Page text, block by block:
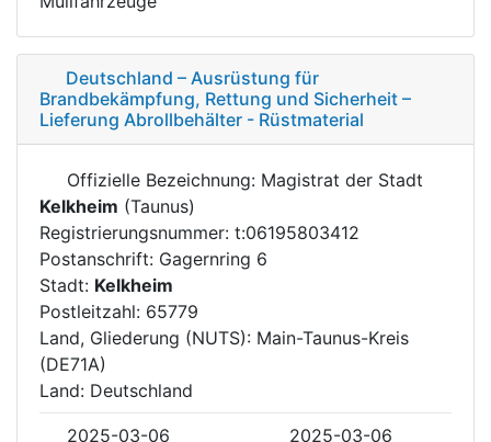
Deutschland – Ausrüstung für
Brandbekämpfung, Rettung und Sicherheit –
Lieferung Abrollbehälter - Rüstmaterial
Offizielle Bezeichnung: Magistrat der Stadt
Kelkheim (Taunus)
Registrierungsnummer: t:06195803412
Postanschrift: Gagernring 6
Stadt: Kelkheim
Postleitzahl: 65779
Land, Gliederung (NUTS): Main-Taunus-Kreis
(DE71A)
Land: Deutschland
2025-03-06
2025-03-06